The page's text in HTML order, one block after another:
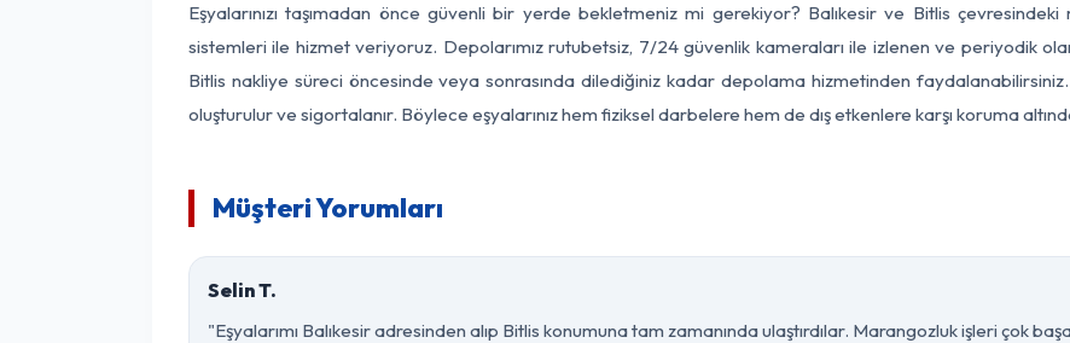
Eşyalarınızı taşımadan önce güvenli bir yerde bekletmeniz mi gerekiyor? Balıkesir ve Bitlis
sistemleri ile hizmet veriyoruz. Depolarımız rutubetsiz, 7/24 güvenlik kameraları ile izlenen ve periyodik
Bitlis nakliye süreci öncesinde veya sonrasında dilediğiniz kadar depolama hizmetinden
oluşturulur ve sigortalanır. Böylece eşyalarınız hem fiziksel darbelere hem de dış etkenlere karşı koruma
Müşteri Yorumları
Selin T.
"Eşyalarımı Balıkesir adresinden alıp Bitlis konumuna tam zamanında ulaştırdılar. Marangozluk işleri çok